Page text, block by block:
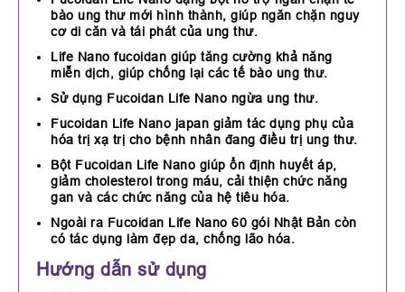
bào ung thư mới hình thành, giúp ngăn chặn nguy
cơ di căn và tái phát của ung thư.
Life Nano fucoidan giúp tăng cường khả năng
miễn dịch, giúp chống lại các tế bào ung thư.
Sử dụng Fucoidan Life Nano ngừa ung thư.
Fucoidan Life Nano japan giảm tác dụng phụ của
hóa trị xạ trị cho bệnh nhân đang điều trị ung thư.
Bột Fucoidan Life Nano giúp ổn định huyết áp,
giảm cholesterol trong máu, cải thiện chức năng
gan và các chức năng của hệ tiêu hóa.
Ngoài ra Fucoidan Life Nano 60 gói Nhật Bản còn
có tác dụng làm đẹp da, chống lão hóa.
Hướng dẫn sử dụng